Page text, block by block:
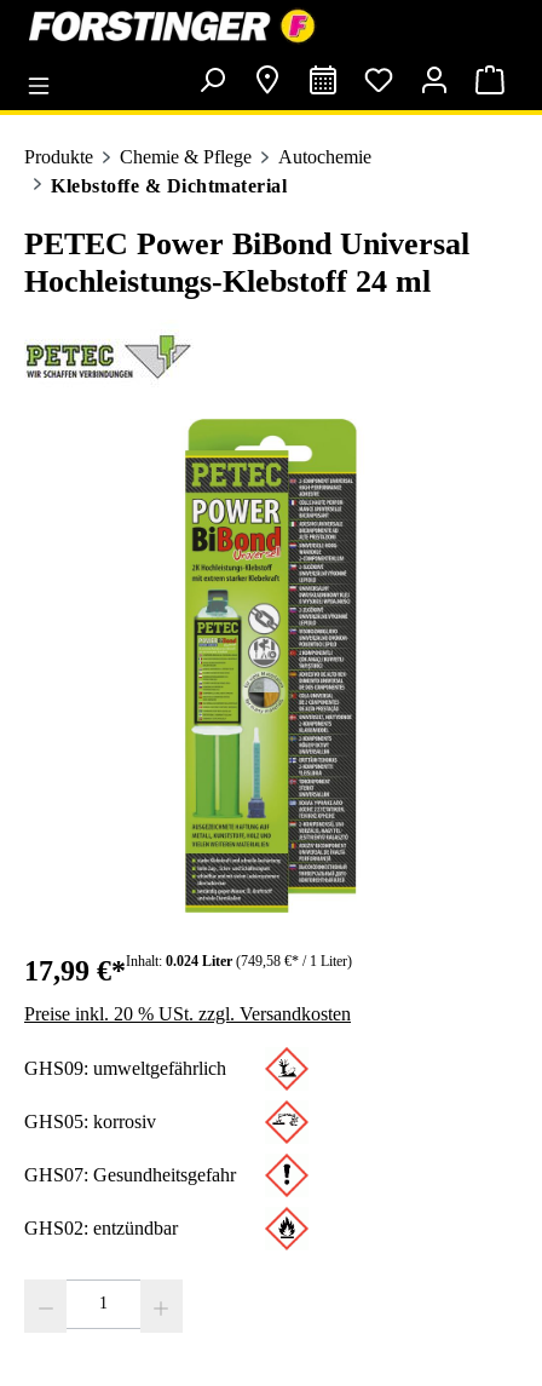
springen
Produkte Chemie & Pflege
Autochemie
Klebstoffe & Dichtmaterial
PETEC Power BiBond Universal
Hochleistungs-Klebstoff 24 ml
Bildergalerie überspringen
17,99 €*Inhalt: 0.024 Liter (749,58 €* / 1 Liter)
Preise inkl. 20 % USt. zzgl. Versandkosten
GHS09: umweltgefährlich
GHS05: korrosiv
GHS07: Gesundheitsgefahr
GHS02: entzündbar